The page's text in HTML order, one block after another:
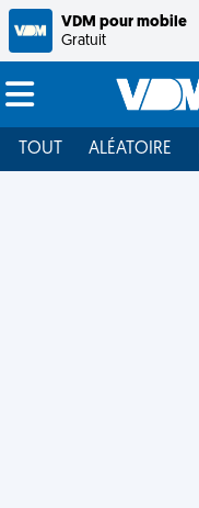
VDM pour mobile
Gratuit
TOUT ALÉATOIRE